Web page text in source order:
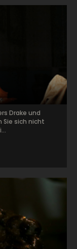
Drake und
Sie sich nicht